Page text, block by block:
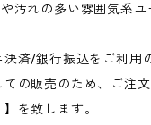
汚れの多い雰囲気系ユ
済/銀行振込をご利用
の販売のため、ご注
を致します。